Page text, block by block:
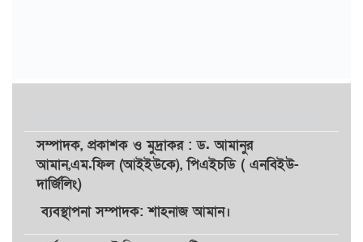
সম্পাদক, প্রকাশকওমুদ্রাকর: ড. আমানুর
আমান,এম.ফিল (আইইউকে), পিএইচডি ( এনবিইউ-
দার্জিলিং)
ব্যবস্থাপনা সম্পাদক: শাহনাজ আমান।